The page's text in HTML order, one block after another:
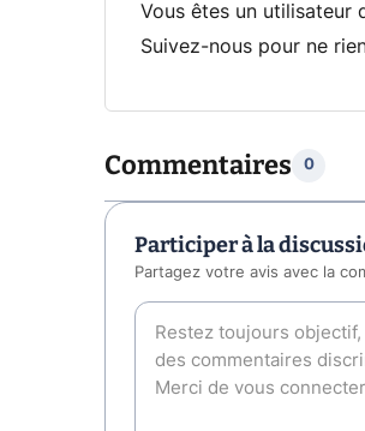
Vous êtes un utilisateur
Suivez-nous pour ne
Commentaires 0
Participer à la
Partagez votre avis avec la